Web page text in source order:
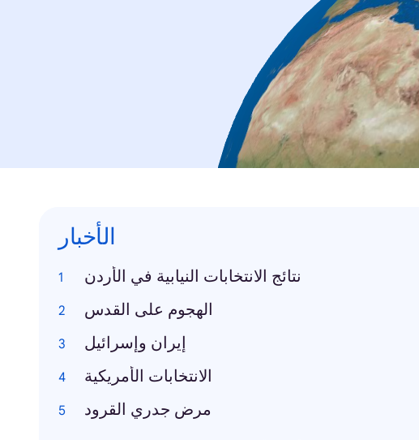
الأخبار
نتائج الانتخابات النيابية في الأردن
الهجوم على القدس
إيران وإسرائيل
الانتخابات الأمريكية
مرض جدري القرود